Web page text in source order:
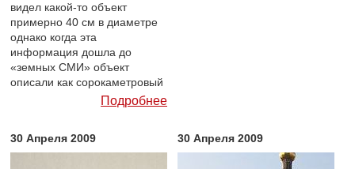
видел какой-то объект
примерно 40 см в диаметре
однако когда эта
информация дошла до
«земных СМИ» объект
описали как сорокаметровый
Подробнее
30 Апреля 2009 30 Апреля 2009